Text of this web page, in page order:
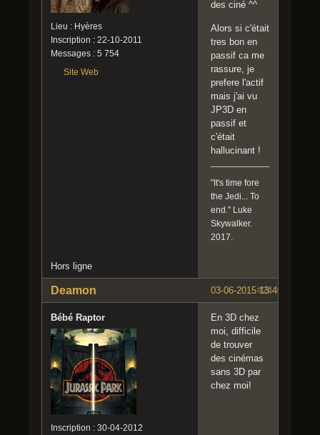
Lieu : Hyères
Inscription : 22-10-2011
Messages : 5 754
Site Web
des ciné ^^
Alors si c'était
tres bon en
passif ca me
rassure, je
prefere l'actif
mais j'ai vu
JP3D en
passif et
c'était
hallucinant !
"It's time fore
the Jedi... To
end." Luke
Skywalker.
2017.
Hors ligne
#24
03-06-2015 13:40:41
Deamon
Bébé Raptor
Inscription : 30-04-2012
En 3D chez
moi, difficile
de trouver
des cinémas
sans 3D par
chez moi!